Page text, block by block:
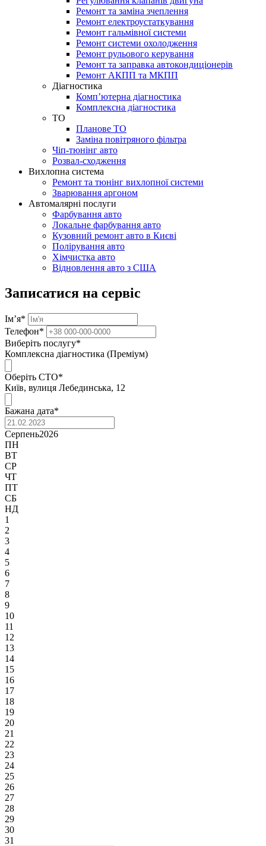
Ремонт та заміна зчеплення
Ремонт електроустаткування
Ремонт гальмівної системи
Ремонт системи охолодження
Ремонт рульового керування
Ремонт та заправка автокондиціонерів
Ремонт АКПП та МКПП
Діагностика
Комп’ютерна діагностика
Комплексна діагностика
ТО
Планове ТО
Заміна повітряного фільтра
Чіп-тюнінг авто
Розвал-сходження
Вихлопна система
Ремонт та тюнінг вихлопної системи
Зварювання аргоном
Автомалярні послуги
Фарбування авто
Локальне фарбування авто
Кузовний ремонт авто в Києві
Полірування авто
Хімчистка авто
Відновлення авто з США
Записатися на сервіс
Ім’я*
Телефон*
Виберіть послугу*
Комплексна діагностика (Преміум)
Оберіть СТО*
Київ, вулиця Лебединська, 12
Бажана дата*
Серпень2026
ПН
ВТ
СР
ЧТ
ПТ
СБ
НД
1
2
3
4
5
6
7
8
9
10
11
12
13
14
15
16
17
18
19
20
21
22
23
24
25
26
27
28
29
30
31